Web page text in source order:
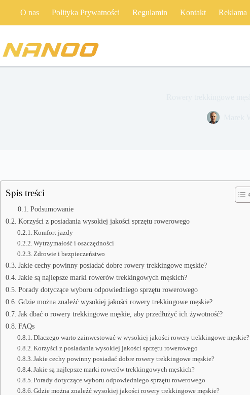
O nas Polityka Prywatności Regulamin Kontakt Reklama
Spis treści
Podsumowanie
Korzyści z posiadania wysokiej jakości sprzętu rowerowego
Komfort jazdy
Wytrzymałość i oszczędności
Zdrowie i bezpieczeństwo
Jakie cechy powinny posiadać dobre rowery trekkingowe męskie?
Jakie są najlepsze marki rowerów trekkingowych męskich?
Porady dotyczące wyboru odpowiedniego sprzętu rowerowego
Gdzie można znaleźć wysokiej jakości rowery trekkingowe męskie?
Jak dbać o rowery trekkingowe męskie, aby przedłużyć ich żywotność?
FAQs
Dlaczego warto zainwestować w wysokiej jakości rowery trekkingowe męskie?
Korzyści z posiadania wysokiej jakości sprzętu rowerowego
Jakie cechy powinny posiadać dobre rowery trekkingowe męskie?
Jakie są najlepsze marki rowerów trekkingowych męskich?
Porady dotyczące wyboru odpowiedniego sprzętu rowerowego
Gdzie można znaleźć wysokiej jakości rowery trekkingowe męskie?